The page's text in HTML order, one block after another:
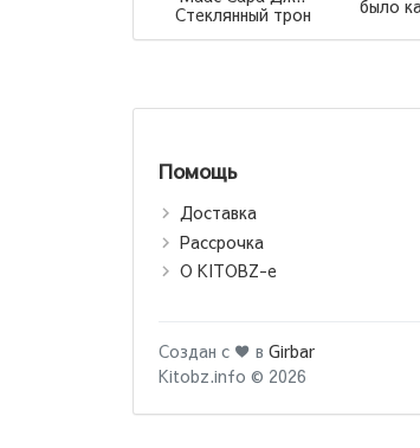
Стеклянный трон
было как
Помощь
Доставка
Рассрочка
О KITOBZ-е
Создан с ♥ в Girbar
Kitobz.info © 2026